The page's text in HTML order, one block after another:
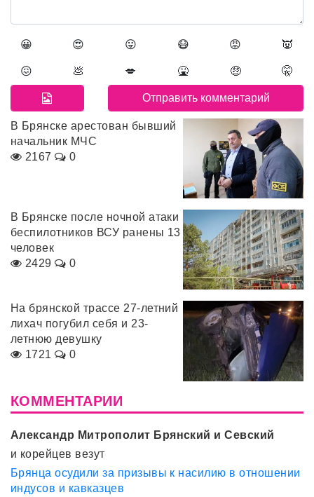
😀 😍 😛 😷 😡 👿
😖 💩 💋 🤮 🤑 🤫
В Брянске арестован бывший
начальник МЧС
2167
0
В Брянске после ночной атаки
беспилотников ВСУ ранены 13
человек
2429
0
На брянской трассе 27-летний
лихач погубил себя и 23-
летнюю девушку
1721
0
КОММЕНТАРИИ
Александр Митрополит Брянский и Севский
и корейцев везут
Брянца осудили за призывы к насилию в отношении
индусов и кавказцев